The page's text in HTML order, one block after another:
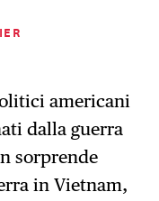
americani
dalla guerra
sorprende
in Vietnam,